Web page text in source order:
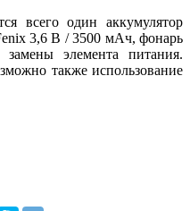
всего один аккумулятор
3,6 В / 3500 мАч, фонарь
элемента питания.
также использование